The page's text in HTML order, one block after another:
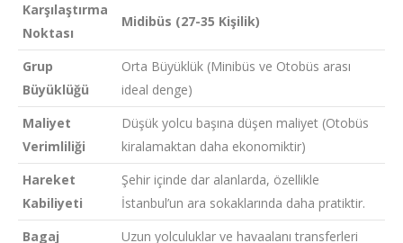
Karşılaştırma
Noktası
Midibüs (27-35 Kişilik)
Grup
Büyüklüğü
Orta Büyüklük (Minibüs ve Otobüs arası
ideal denge)
Maliyet
Verimliliği
Düşük yolcu başına düşen maliyet (Otobüs
kiralamaktan daha ekonomiktir)
Hareket
Kabiliyeti
Şehir içinde dar alanlarda, özellikle
İstanbul’un ara sokaklarında daha pratiktir.
Bagaj
Uzun yolculuklar ve havaalanı transferleri